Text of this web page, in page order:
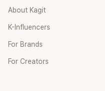
About Kagit
K-Influencers
For Brands
For Creators